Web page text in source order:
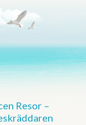
Resor –